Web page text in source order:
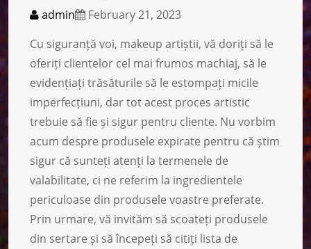
admin
February 21, 2023
Cu siguranță voi, makeup artiștii, vă doriți să le
oferiți clientelor cel mai frumos machiaj, să le
evidențiați trăsăturile să le estompați micile
imperfecțiuni, dar tot acest proces artistic
trebuie să fie și sigur pentru cliente. Nu vorbim
acum despre produsele expirate pentru că știm
sigur că sunteți atenți la termenele de
valabilitate, ci ne referim la ingredientele
periculoase din produsele voastre preferate.
Prin urmare, vă invităm să scoateți produsele
din sertare și să începeți să citiți lista de